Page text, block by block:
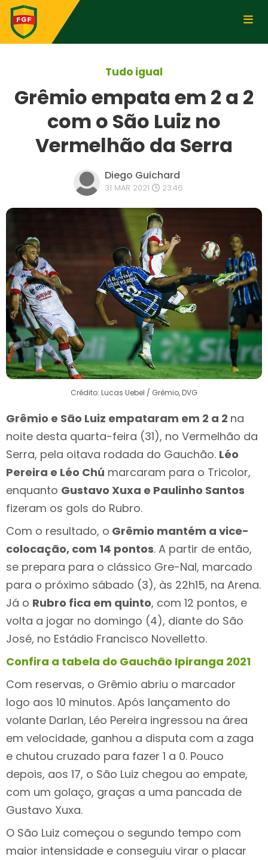
Tudo igual
Grêmio empata em 2 a 2
com o São Luiz no
Vermelhão da Serra
Diego Guichard
31 MAR 2021 23:46
Crédito: Lucas Uebel / Grêmio, DVG
Grêmio e São Luiz empataram em 2 a 2 na
noite desta quarta-feira (31), no Vermelhão da
Serra, pela oitava rodada do Gauchão. Léo
Pereira e Léo Chú marcaram para o Tricolor,
enquanto Gustavo Xuxa e Paulinho Santos
fizeram os gols do Rubro.
Com o resultado, o Grêmio mantém a vice-
colocação, com 14 pontos. A partir de então,
se prepara para o clássico Gre-Nal, marcado
para o próximo sábado (3), às 22h15, na Arena.
Já o Rubro fica em quinto, com 12 pontos, e
volta a jogar no domingo (4), diante do São
José, no Estádio Francisco Novelletto.
Confira a tabela do Gauchão Ipiranga 2021
Com reservas, o Grêmio abriu o marcador
logo aos 10 minutos. Após lançamento do
volante Darlan, Léo Pereira ingressou na área
em velocidade, ganhou a disputa com a zaga
e chutou cruzado para fazer 1 a 0. Pouco
depois, aos 17, o São Luiz chegou ao empate,
com um golaço, graças a uma pancada de
Gustavo Xuxa.
O São Luiz começou o segundo tempo com
maior intensidade e conseguiu virar o placar